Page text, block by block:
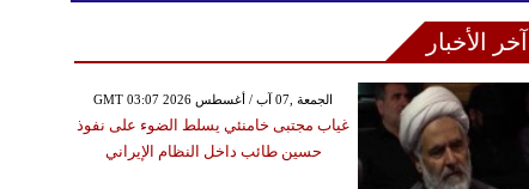
آخر الأخبار
GMT 03:07 2026 الجمعة ,07 آب / أغسطس
غياب مجتبى خامنئي يسلط الضوء على نفوذ
حسين طائب داخل النظام الإيراني